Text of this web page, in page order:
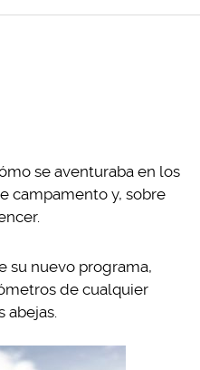
se aventuraba en los
campamento y, sobre
su nuevo programa,
de cualquier
abejas.